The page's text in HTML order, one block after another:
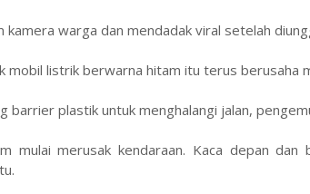
kamera warga dan mendadak viral setelah
listrik berwarna hitam itu terus berusaha
barrier plastik untuk menghalangi jalan,
mulai merusak kendaraan. Kaca depan